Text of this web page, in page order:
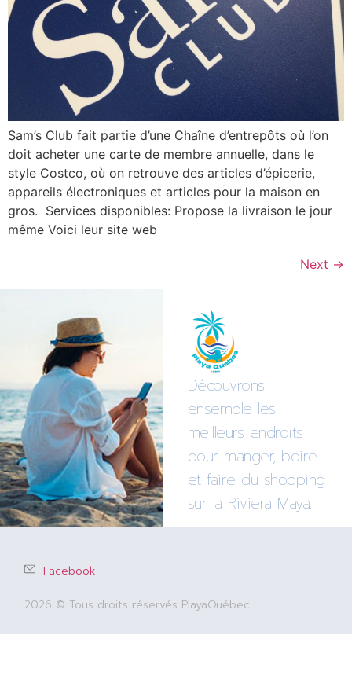
Sam’s Club fait partie d’une Chaîne d’entrepôts où l’on
doit acheter une carte de membre annuelle, dans le
style Costco, où on retrouve des articles d’épicerie,
appareils électroniques et articles pour la maison en
gros. Services disponibles: Propose la livraison le jour
même Voici leur site web
Next →
Découvrons
ensemble les
meilleurs endroits
pour manger, boire
et faire du shopping
sur la Riviera Maya..
Facebook
2026 © Tous droits réservés PlayaQuébec